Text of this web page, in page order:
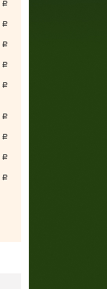
руб.
руб.
руб.
руб.
руб.
руб.
руб.
руб.
руб.